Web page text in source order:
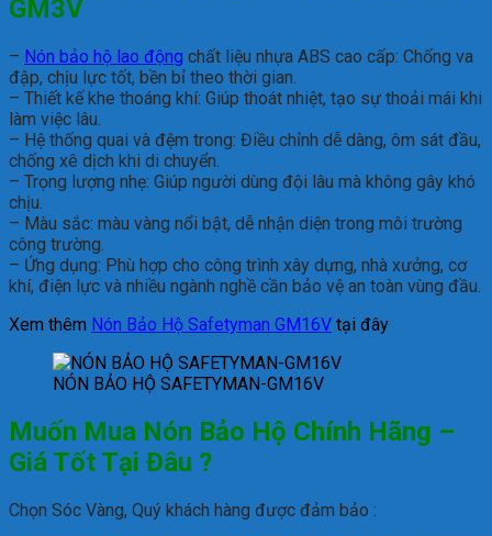
GM3V
– Nón bảo hộ lao động chất liệu nhựa ABS cao cấp: Chống va
đập, chịu lực tốt, bền bỉ theo thời gian.
– Thiết kế khe thoáng khí: Giúp thoát nhiệt, tạo sự thoải mái khi
làm việc lâu.
– Hệ thống quai và đệm trong: Điều chỉnh dễ dàng, ôm sát đầu,
chống xê dịch khi di chuyển.
– Trọng lượng nhẹ: Giúp người dùng đội lâu mà không gây khó
chịu.
– Màu sắc: màu vàng nổi bật, dễ nhận diện trong môi trường
công trường.
– Ứng dụng: Phù hợp cho công trình xây dựng, nhà xưởng, cơ
khí, điện lực và nhiều ngành nghề cần bảo vệ an toàn vùng đầu.
Xem thêm Nón Bảo Hộ Safetyman GM16V tại đây
NÓN BẢO HỘ SAFETYMAN-GM16V
Muốn Mua Nón Bảo Hộ Chính Hãng –
Giá Tốt Tại Đâu ?
Chọn Sóc Vàng, Quý khách hàng được đảm bảo :